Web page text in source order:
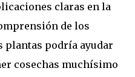
claras en la
de los
plantas podría ayudar
cosechas muchísimo